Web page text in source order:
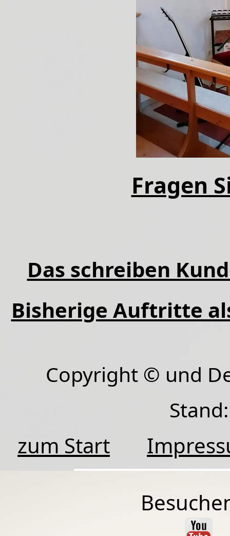
Fragen
Das schreiben
Bisherige Auftritte
Copyright © und
zum Start